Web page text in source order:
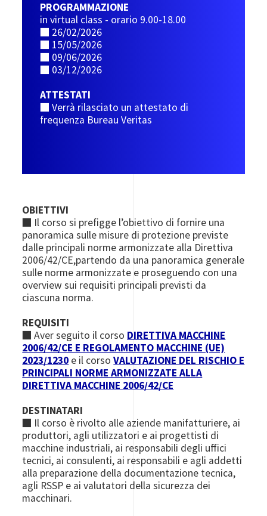
PROGRAMMAZIONE
in virtual class - orario 9.00-18.00
■ 26/02/2026
■ 15/05/2026
■ 09/06/2026
■ 03/12/2026
ATTESTATI
■ Verrà rilasciato un attestato di
frequenza Bureau Veritas
OBIETTIVI
■ Il corso si prefigge l’obiettivo di fornire una
panoramica sulle misure di protezione previste
dalle principali norme armonizzate alla Direttiva
2006/42/CE,partendo da una panoramica generale
sulle norme armonizzate e proseguendo con una
overview sui requisiti principali previsti da
ciascuna norma.
REQUISITI
■ Aver seguito il corso DIRETTIVA MACCHINE
2006/42/CE E REGOLAMENTO MACCHINE (UE)
2023/1230 e il corsoVALUTAZIONE DEL RISCHIO E
PRINCIPALI NORME ARMONIZZATE ALLA
DIRETTIVA MACCHINE 2006/42/CE
DESTINATARI
■ Il corso è rivolto alle aziende manifatturiere, ai
produttori, agli utilizzatori e ai progettisti di
macchine industriali, ai responsabili degli uffici
tecnici, ai consulenti, ai responsabili e agli addetti
alla preparazione della documentazione tecnica,
agli RSSP e ai valutatori della sicurezza dei
macchinari.